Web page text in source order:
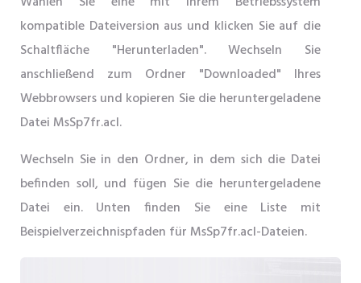
kompatible Dateiversion aus und klicken Sie auf die
Schaltfläche "Herunterladen". Wechseln Sie
anschließend zum Ordner "Downloaded" Ihres
Webbrowsers und kopieren Sie die heruntergeladene
Datei MsSp7fr.acl.
Wechseln Sie in den Ordner, in dem sich die Datei
befinden soll, und fügen Sie die heruntergeladene
Datei ein. Unten finden Sie eine Liste mit
Beispielverzeichnispfaden für MsSp7fr.acl-Dateien.